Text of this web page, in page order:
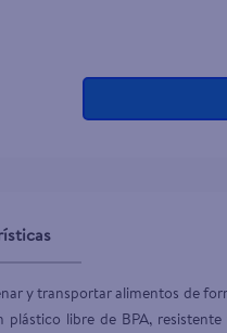
y transportar alimentos de
libre de BPA,